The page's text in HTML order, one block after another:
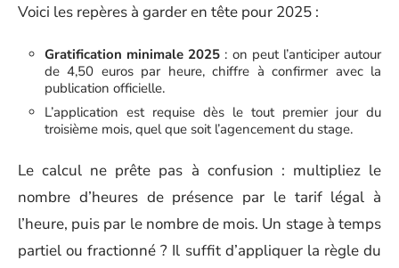
Voici les repères à garder en tête pour 2025 :
Gratification minimale 2025 : on peut l’anticiper autour
de 4,50 euros par heure, chiffre à confirmer avec la
publication officielle.
L’application est requise dès le tout premier jour du
troisième mois, quel que soit l’agencement du stage.
Le calcul ne prête pas à confusion : multipliez le
nombre d’heures de présence par le tarif légal à
l’heure, puis par le nombre de mois. Un stage à temps
partiel ou fractionné ? Il suffit d’appliquer la règle du